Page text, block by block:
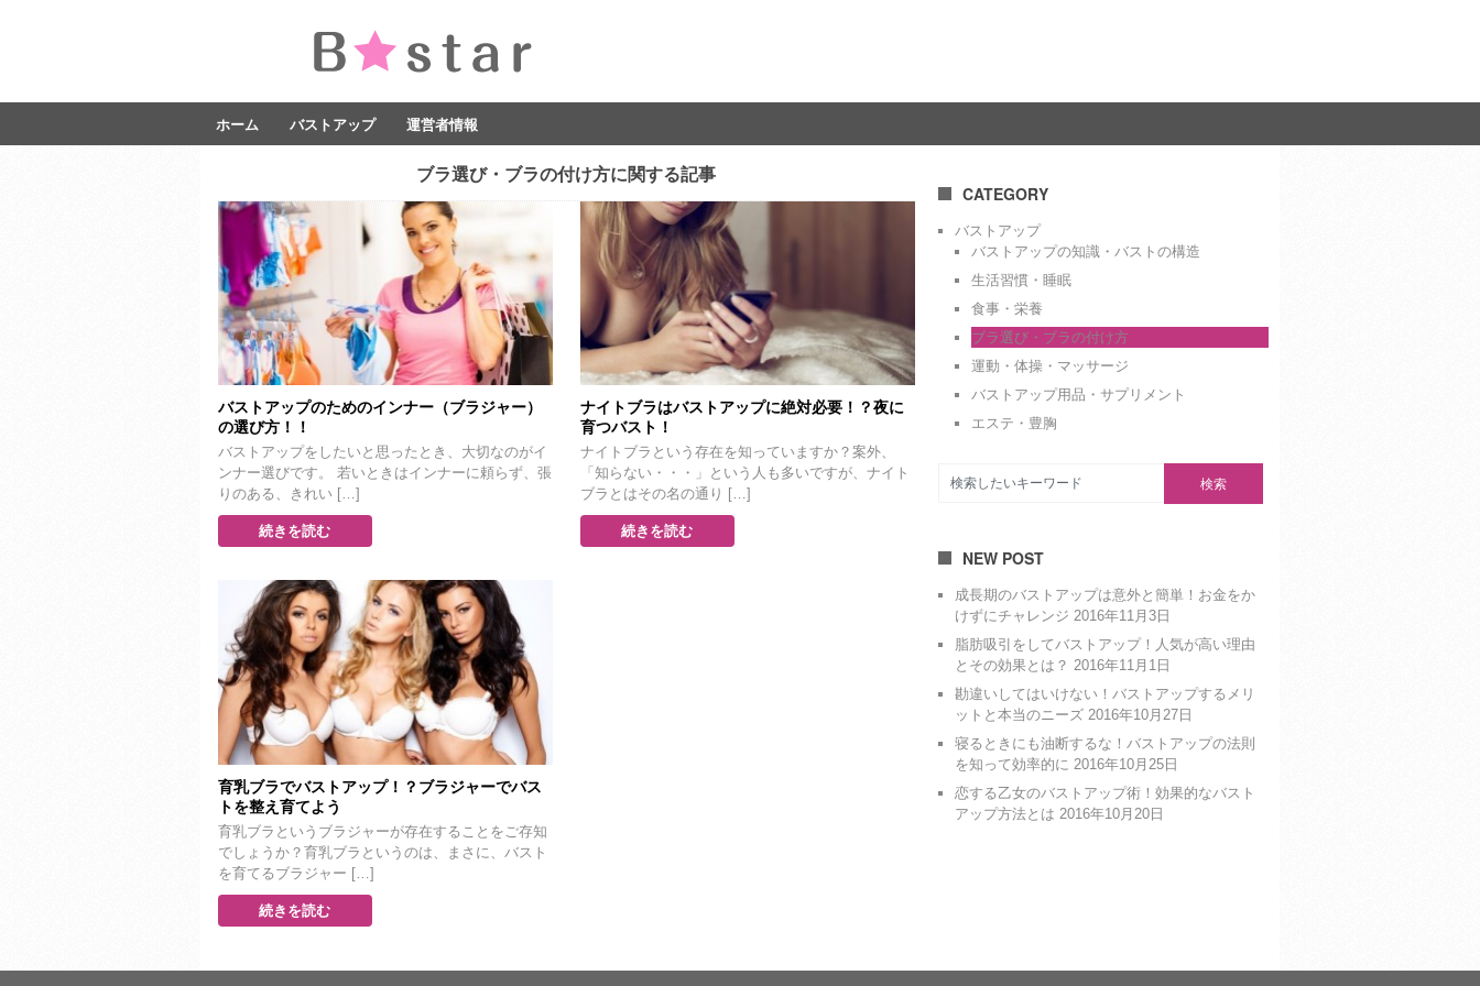
ホーム バストアップ 運営者情報
ブラ選び・ブラの付け方に関する記事
ナイトブラはバストアップに絶対必要！？夜に
育つバスト！
ナイトブラという存在を知っていますか？案外、
「知らない・・・」という人も多いですが、ナイト
ブラとはその名の通り […]
続きを読む
バストアップのためのインナー（ブラジャー）
の選び方！！
バストアップをしたいと思ったとき、大切なのがイ
ンナー選びです。 若いときはインナーに頼らず、張
りのある、きれい […]
続きを読む
育乳ブラでバストアップ！？ブラジャーでバス
トを整え育てよう
育乳ブラというブラジャーが存在することをご存知
でしょうか？育乳ブラというのは、まさに、バスト
を育てるブラジャー […]
続きを読む
CATEGORY
バストアップ
バストアップの知識・バストの構造
生活習慣・睡眠
食事・栄養
ブラ選び・ブラの付け方
運動・体操・マッサージ
バストアップ用品・サプリメント
エステ・豊胸
NEW POST
成長期のバストアップは意外と簡単！お金をか
けずにチャレンジ 2016年11月3日
脂肪吸引をしてバストアップ！人気が高い理由
とその効果とは？ 2016年11月1日
勘違いしてはいけない！バストアップするメリ
ットと本当のニーズ 2016年10月27日
寝るときにも油断するな！バストアップの法則
を知って効率的に 2016年10月25日
恋する乙女のバストアップ術！効果的なバスト
アップ方法とは 2016年10月20日